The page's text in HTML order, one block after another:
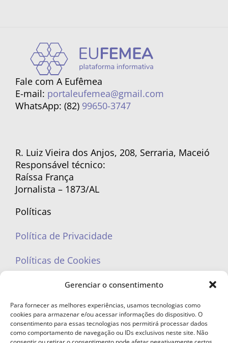
Gerenciar o consentimento
Para fornecer as melhores experiências, usamos tecnologias como
cookies para armazenar e/ou acessar informações do dispositivo. O
consentimento para essas tecnologias nos permitirá processar dados
como comportamento de navegação ou IDs exclusivos neste site. Não
Fale com A Eufêmea
E-mail: portaleufemea@gmail.com
WhatsApp: (82) 99650-3747
R. Luiz Vieira dos Anjos, 208, Serraria, Maceió
Responsável técnico:
Raíssa França
Jornalista – 1873/AL
Políticas
Política de Privacidade
Políticas de Cookies
portaleufemea@gmail.com